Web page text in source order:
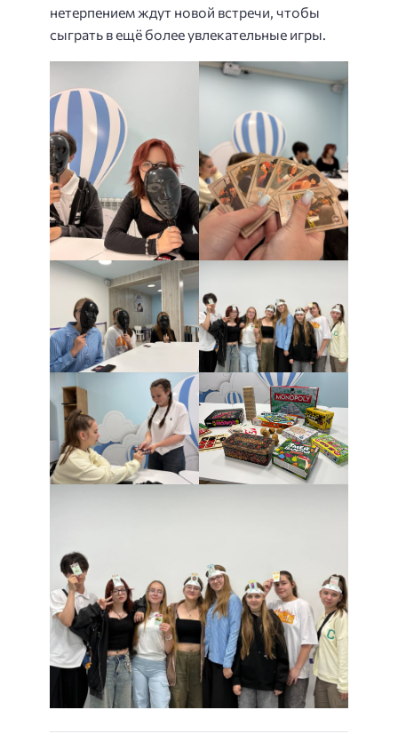
нетерпением ждут новой встречи, чтобы
сыграть в ещё более увлекательные игры.